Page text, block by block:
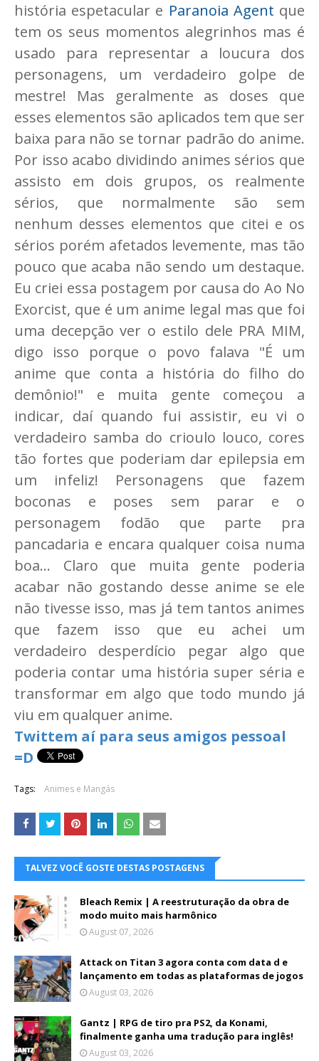
história espetacular e Paranoia Agent que
tem os seus momentos alegrinhos mas é
usado para representar a loucura dos
personagens, um verdadeiro golpe de
mestre! Mas geralmente as doses que
esses elementos são aplicados tem que ser
baixa para não se tornar padrão do anime.
Por isso acabo dividindo animes sérios que
assisto em dois grupos, os realmente
sérios, que normalmente são sem
nenhum desses elementos que citei e os
sérios porém afetados levemente, mas tão
pouco que acaba não sendo um destaque.
Eu criei essa postagem por causa do Ao No
Exorcist, que é um anime legal mas que foi
uma decepção ver o estilo dele PRA MIM,
digo isso porque o povo falava "É um
anime que conta a história do filho do
demônio!" e muita gente começou a
indicar, daí quando fui assistir, eu vi o
verdadeiro samba do crioulo louco, cores
tão fortes que poderiam dar epilepsia em
um infeliz! Personagens que fazem
boconas e poses sem parar e o
personagem fodão que parte pra
pancadaria e encara qualquer coisa numa
boa... Claro que muita gente poderia
acabar não gostando desse anime se ele
não tivesse isso, mas já tem tantos animes
que fazem isso que eu achei um
verdadeiro desperdício pegar algo que
poderia contar uma história super séria e
transformar em algo que todo mundo já
viu em qualquer anime.
Twittem aí para seus amigos pessoal
=D
Tags: Animes e Mangás
TALVEZ VOCÊ GOSTE DESTAS POSTAGENS
Bleach Remix | A reestruturação da obra de
modo muito mais harmônico
August 07, 2026
Attack on Titan 3 agora conta com data d e
lançamento em todas as plataformas de jogos
August 03, 2026
Gantz | RPG de tiro pra PS2, da Konami,
finalmente ganha uma tradução para inglês!
August 03, 2026